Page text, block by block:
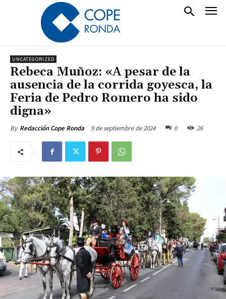
UNCATEGORIZED
Rebeca Muñoz: «A pesar de la
ausencia de la corrida goyesca, la
Feria de Pedro Romero ha sido
digna»
By Redacción Cope Ronda 9 de septiembre de 2024 0 26